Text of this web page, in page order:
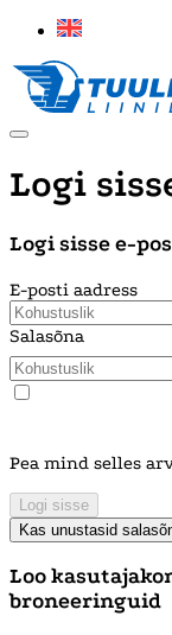
Logi
Logi sisse e-
E-posti aadress
Salasõna
Pea mind selles
Logi sisse
Kas unustasid
Loo
broneeringuid